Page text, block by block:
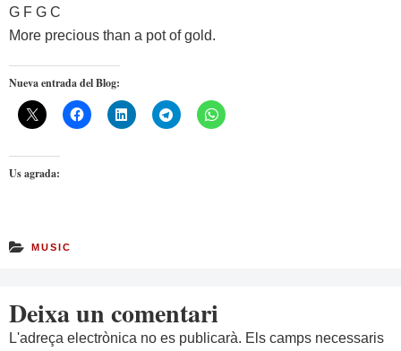
G F G C
More precious than a pot of gold.
Nueva entrada del Blog:
Us agrada:
MUSIC
Deixa un comentari
L'adreça electrònica no es publicarà. Els camps necessaris